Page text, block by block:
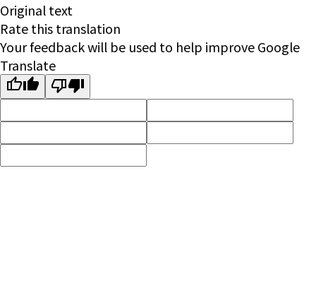
Original text
Rate this translation
Your feedback will be used to help improve Google
Translate